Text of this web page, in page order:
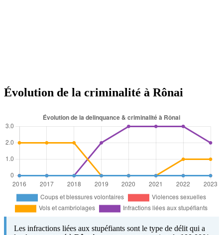
Évolution de la criminalité à Rônai
Les infractions liées aux stupéfiants sont le type de délit qui a